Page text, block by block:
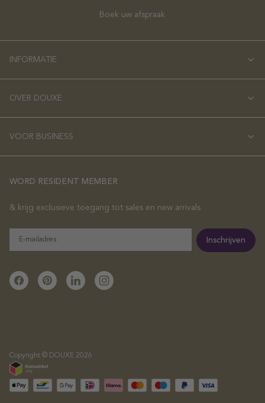
Boek uw afspraak
INFORMATIE
OVER DOUXE
VOOR BUSINESS
WORD RESIDENT MEMBER
& krijg exclusieve toegang tot sales en new arrivals
Inschrijven
Copyright © DOUXE 2026